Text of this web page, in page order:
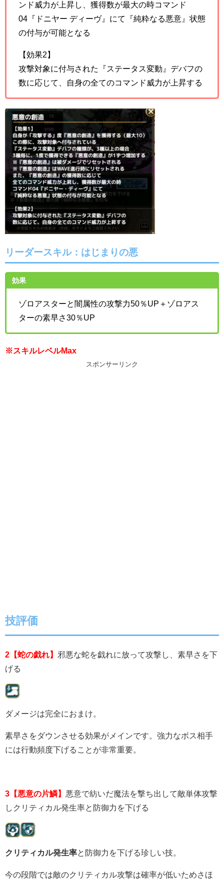
ンド威力が上昇し、獲得数が最大の時コマンド
04『ドニヤー ディーヴ』にて『純粋なる悪意』状態
の付与が可能となる
【効果2】
攻撃対象に付与された『ステータス変動』デバフの
数に応じて、自身の全てのコマンド威力が上昇する
リーダースキル：はじまりの悪
効果
ゾロアスターと闇属性の攻撃力50％UP＋ゾロアス
ターの素早さ30％UP
※スキルレベルMax
スポンサーリンク
技評価
2【蛇の戯れ】 邪悪な蛇を戯れに放って攻撃し、素早さを下
げる
ダメージは完全におまけ。
素早さをダウンさせる効果がメインです。強力なボス相手
には行動頻度下げることが非常重要。
3【悪意の片鱗】 悪意で紡いだ魔法を撃ち出して敵単体攻撃
しクリティカル発生率と防御力を下げる
クリティカル発生率と防御力を下げる珍しい技。
今の段階では敵のクリティカル攻撃は確率が低いためさほ